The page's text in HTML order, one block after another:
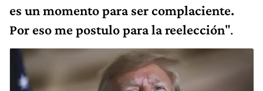
es un momento para ser complaciente.
Por eso me postulo para la reelección".